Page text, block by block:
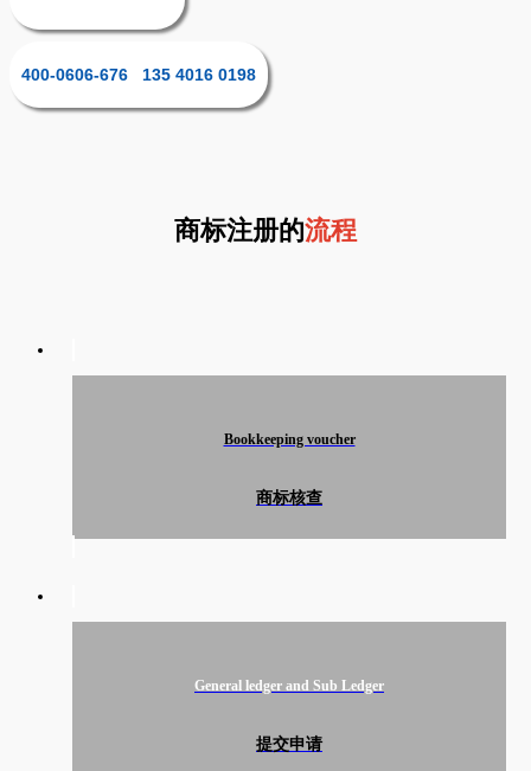
400-0606-676 135 4016 0198
商标注册的流程
Bookkeeping voucher
商标核查
General ledger and Sub Ledger
提交申请